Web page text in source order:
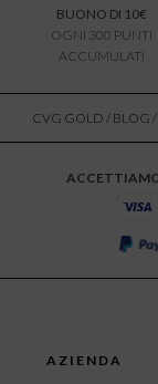
BUONO DI 10€
OGNI 300 PUNTI
ACCUMULATI
CVG GOLD / BLOG
AZIENDA